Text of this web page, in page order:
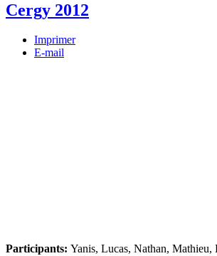
Cergy 2012
Imprimer
E-mail
Participants: Yanis, Lucas, Nathan,